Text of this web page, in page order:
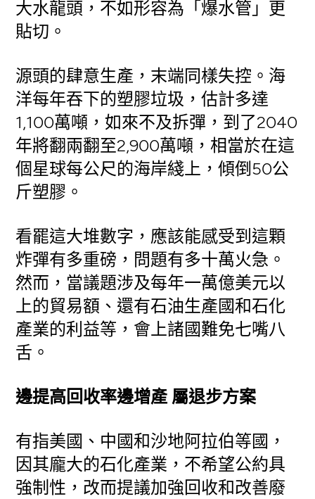
大水龍頭，不如形容為「爆水管」更
貼切。
源頭的肆意生產，末端同樣失控。海
洋每年吞下的塑膠垃圾，估計多達
1,100萬噸，如來不及拆彈，到了2040
年將翻兩翻至2,900萬噸，相當於在這
個星球每公尺的海岸綫上，傾倒50公
斤塑膠。
看罷這大堆數字，應該能感受到這顆
炸彈有多重磅，問題有多十萬火急。
然而，當議題涉及每年一萬億美元以
上的貿易額、還有石油生產國和石化
產業的利益等，會上諸國難免七嘴八
舌。
邊提高回收率邊增產 屬退步方案
有指美國、中國和沙地阿拉伯等國，
因其龐大的石化產業，不希望公約具
強制性，改而提議加強回收和改善廢